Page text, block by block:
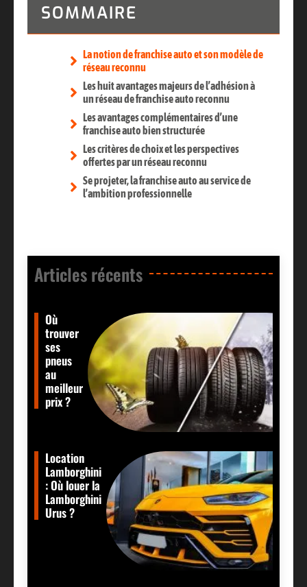
SOMMAIRE
La notion de franchise auto et son modèle de
réseau reconnu
Les huit avantages majeurs de l’adhésion à
un réseau de franchise auto reconnu
Les avantages complémentaires d’une
franchise auto bien structurée
Les critères de choix et les perspectives
offertes par un réseau reconnu
Se projeter, la franchise auto au service de
l’ambition professionnelle
Articles récents​
Où
trouver
ses
pneus
au
meilleur
prix ?
Location
Lamborghini
: Où louer la
Lamborghini
Urus ?